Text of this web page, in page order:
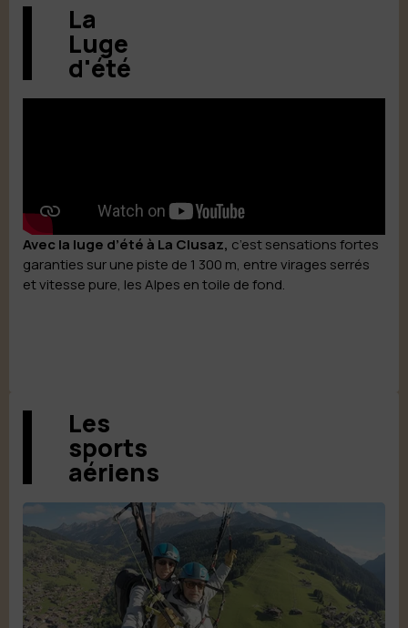
La
Luge
d'été
Avec la luge d’été à La Clusaz, c’est sensations fortes
garanties sur une piste de 1 300 m, entre virages serrés
et vitesse pure, les Alpes en toile de fond.
Les
sports
aériens